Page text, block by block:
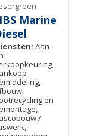
Marine
Aan-
en
/